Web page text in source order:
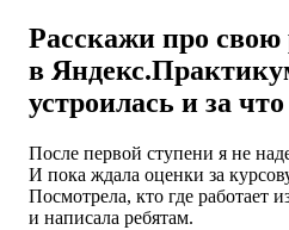
Расскажи про свою
в
устроилась и за
После первой ступени я не
И пока ждала оценки за
Посмотрела, кто где работает
и написала ребятам.